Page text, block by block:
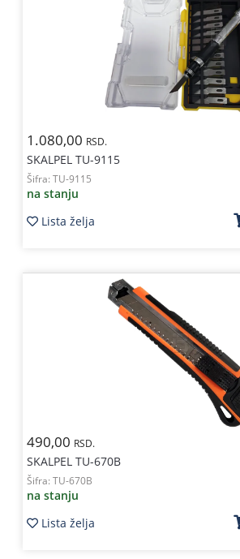
1.080,00 RSD.
SKALPEL TU-9115
Šifra: TU-9115
na stanju
Lista želja
490,00 RSD.
SKALPEL TU-670B
Šifra: TU-670B
na stanju
Lista želja